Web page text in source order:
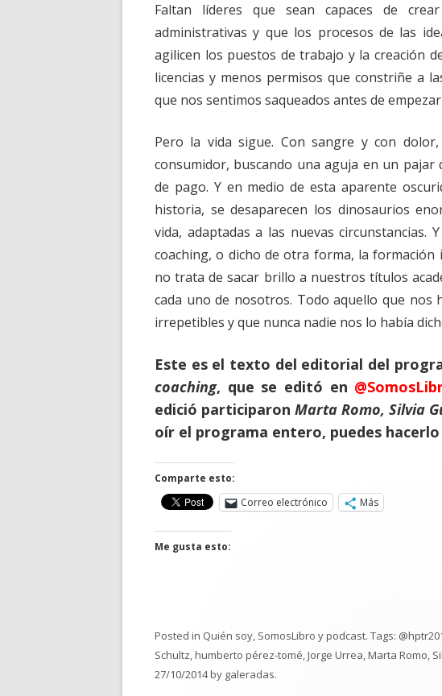
Faltan líderes que sean capaces de
administrativas y que los procesos de las
agilicen los puestos de trabajo y la creación
licencias y menos permisos que constriñe a
que nos sentimos saqueados antes de
Pero la vida sigue. Con sangre y con
consumidor, buscando una aguja en un
de pago. Y en medio de esta aparente
historia, se desaparecen los dinosaurios
vida, adaptadas a las nuevas circunstancias.
coaching, o dicho de otra forma, la
no trata de sacar brillo a nuestros títulos
cada uno de nosotros. Todo aquello que nos
irrepetibles y que nunca nadie nos lo había
Este es el texto del editorial del
coaching, que se editó en
edició participaron Marta Romo, Silvia
oír el programa entero, puedes hacerlo
Comparte esto:
Correo electrónico
Más
Me gusta esto:
Posted in Quién soy, SomosLibro y podcast. Tags:
Schultz,humberto pérez-tomé,Jorge Urrea,Marta Romo,
27/10/2014by galeradas.